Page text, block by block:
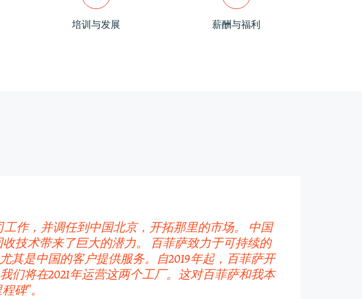
培训与发展 薪酬与福利
作，并调任到中国北京，开拓那里的市场。 中国
技术带来了巨大的潜力。 百菲萨致力于可持续的
是中国的客户提供服务。自2019年起，百菲萨开
将在2021年运营这两个工厂。这对百菲萨和我本
碑"。